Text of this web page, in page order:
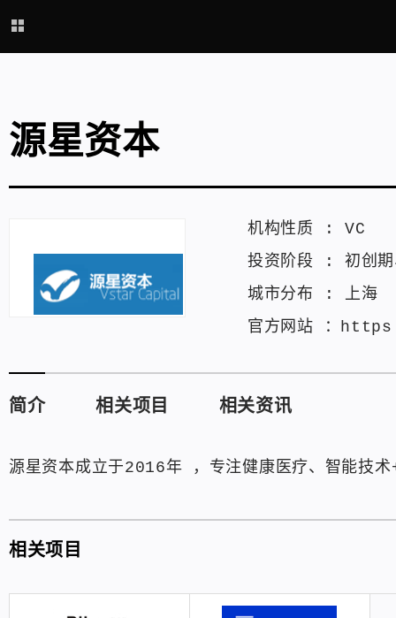
源星资本
机构性质 : VC
投资阶段 : 初创期
城市分布 : 上海
官方网站 ：
简介 相关项目 相关资讯
源星资本成立于2016年 ，专注健康医疗、智能技
相关项目